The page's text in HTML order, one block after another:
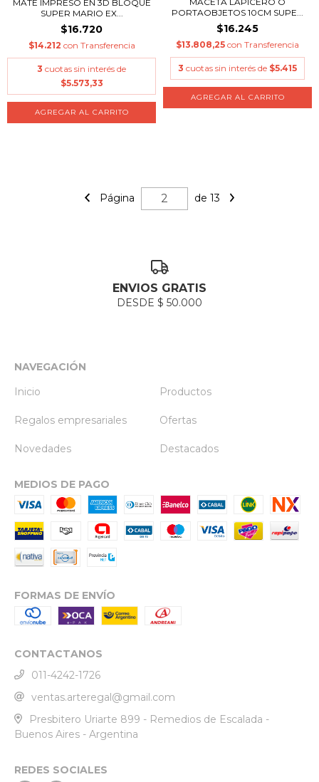
MATE IMPRESO EN 3D BLOQUE
SUPER MARIO EX...
$16.720
$14.212 con Transferencia
3 cuotas sin interés de
$5.573,33
AGREGAR AL CARRITO
PORTAOBJETOS 10CM SUPE...
$16.245
$13.808,25 con Transferencia
3 cuotas sin interés de $5.415
Página de 13
ENVIOS GRATIS
DESDE $ 50.000
NAVEGACIÓN
Inicio
Productos
Regalos empresariales Ofertas
Novedades Destacados
MEDIOS DE PAGO
FORMAS DE ENVÍO
CONTACTANOS
011-4242-1726
ventas.arteregal@gmail.com
Presbitero Uriarte 899 - Remedios de Escalada -
Buenos Aires - Argentina
REDES SOCIALES